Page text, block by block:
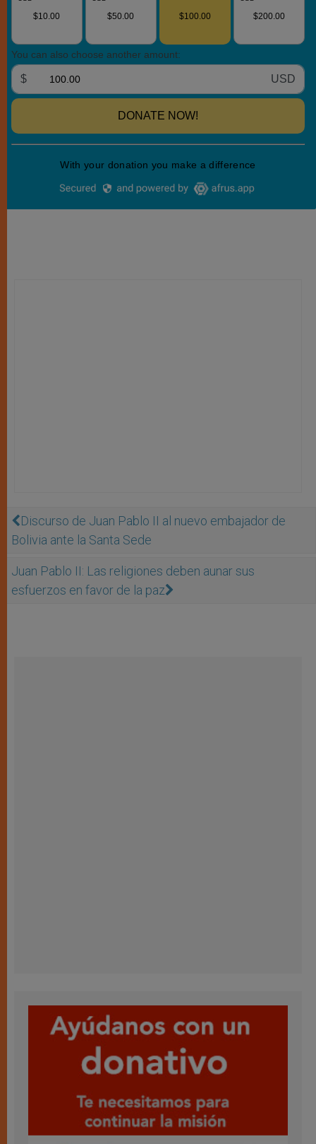
Discurso de Juan Pablo II al nuevo embajador de
Bolivia ante la Santa Sede
Juan Pablo II: Las religiones deben aunar sus
esfuerzos en favor de la paz